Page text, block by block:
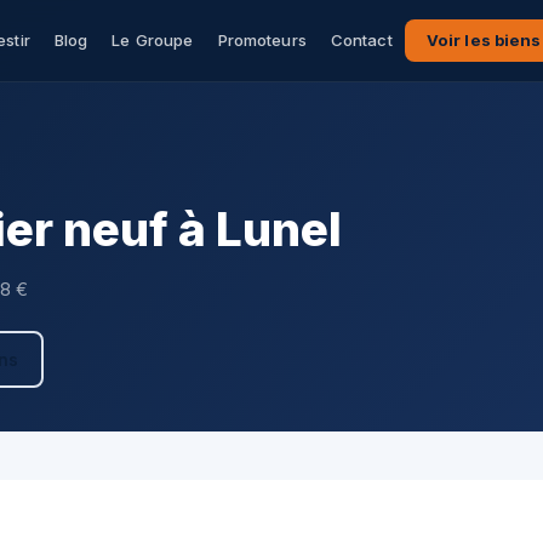
Blog Le Groupe Promoteurs Contact Voir les biens
neuf à Lunel
€